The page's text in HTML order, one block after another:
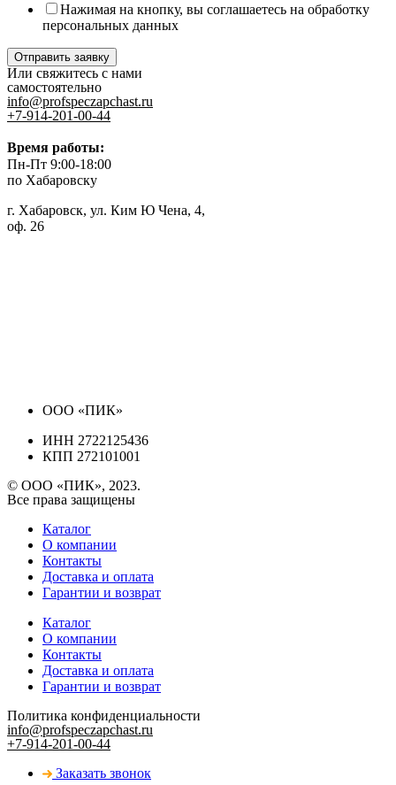
Нажимая на кнопку, вы соглашаетесь на обработку
персональных данных
Отправить заявку
Или свяжитесь с нами
самостоятельно
info@profspeczapchast.ru
+7-914-201-00-44
Время работы:
Пн-Пт 9:00-18:00
по Хабаровску
г. Хабаровск, ул. Ким Ю Чена, 4,
оф. 26
ООО «ПИК»
ИНН 2722125436
КПП 272101001
© ООО «ПИК», 2023.
Все права защищены
Каталог
О компании
Контакты
Доставка и оплата
Гарантии и возврат
Каталог
О компании
Контакты
Доставка и оплата
Гарантии и возврат
Политика конфиденциальности
info@profspeczapchast.ru
+7-914-201-00-44
Заказать звонок